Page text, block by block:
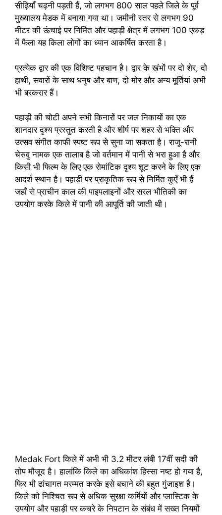
सीढ़ियाँ चढ़नी पड़ती हैं, जो लगभग 800 साल पहले जिले के पूर्व
मुख्यालय मेडक में बनाया गया था। जमीनी स्तर से लगभग 90
मीटर की ऊंचाई पर निर्मित और पहाड़ी क्षेत्र में लगभग 100 एकड़
में फैला यह किला लोगों का ध्यान आकर्षित करता है।
प्रत्येक द्वार की एक विशिष्ट पहचान है। द्वार के खंभों पर दो शेर, दो
हाथी, सवारों के साथ धनुष और बाण, दो मोर और अन्य मूर्तियां अभी
भी बरकरार हैं।
पहाड़ी की चोटी अपने सभी किनारों पर जल निकायों का एक
शानदार दृश्य प्रस्तुत करती है और शीर्ष पर शहर से भक्ति और
उत्सव संगीत काफी स्पष्ट रूप से सुना जा सकता है। राजू-रानी
चेरुवु नामक एक तालाब है जो वर्तमान में पानी से भरा हुआ है और
किसी भी फिल्म के लिए एक रोमांटिक दृश्य शूट करने के लिए एक
आदर्श स्थान है। पहाड़ी पर प्राकृतिक रूप से निर्मित कुएँ भी हैं
जहाँ से प्राचीन काल की पाइपलाइनों और सरल भौतिकी का
उपयोग करके किले में पानी की आपूर्ति की जाती थी।
Medak Fort किले में अभी भी 3.2 मीटर लंबी 17वीं सदी की
तोप मौजूद है। हालांकि किले का अधिकांश हिस्सा नष्ट हो गया है,
फिर भी ढांचागत मरम्मत करके इसे बचाने की बहुत गुंजाइश है।
किले को निश्चित रूप से अधिक सुरक्षा कर्मियों और प्लास्टिक के
उपयोग और पहाड़ी पर कचरे के निपटान के संबंध में सख्त नियमों